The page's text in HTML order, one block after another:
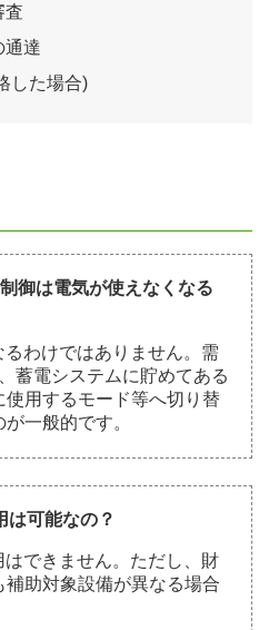
査
通達
した場合)
御は電気が使えなくなる
わけではありません。需
蓄電システムに貯めてある
用するモード等へ切り替
一般的です。
は可能なの？
できません。ただし、財
助対象設備が異なる場合